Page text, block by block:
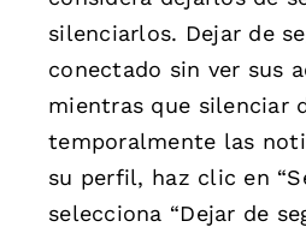
silenciarlos. Dejar de
conectado sin ver sus
mientras que silenciar
temporalmente las
su perfil, haz clic en
selecciona “Dejar de